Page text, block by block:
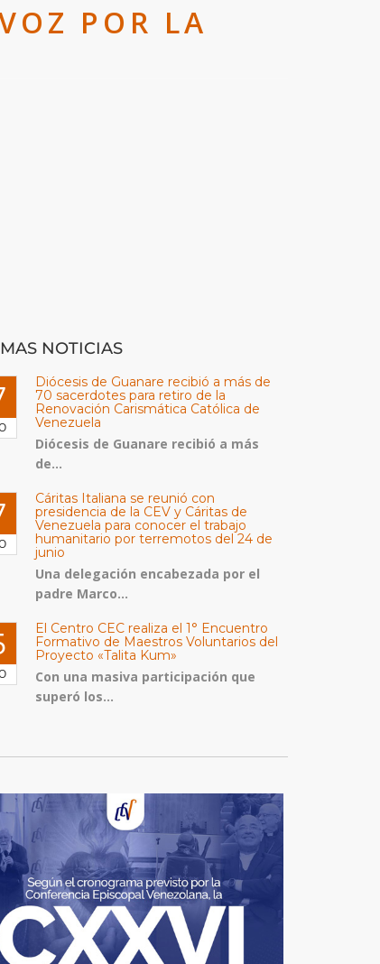
POR LA
NOTICIAS
Diócesis de Guanare recibió a más de
70 sacerdotes para retiro de la
Renovación Carismática Católica de
Venezuela
Diócesis de Guanare recibió a más
de...
Cáritas Italiana se reunió con
presidencia de la CEV y Cáritas de
Venezuela para conocer el trabajo
humanitario por terremotos del 24 de
junio
Una delegación encabezada por el
padre Marco...
El Centro CEC realiza el 1° Encuentro
Formativo de Maestros Voluntarios del
Proyecto «Talita Kum»
Con una masiva participación que
superó los...